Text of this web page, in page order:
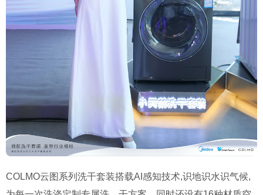
COLMO云图系列洗干套装搭载AI 感知技术,识地识水识气候,